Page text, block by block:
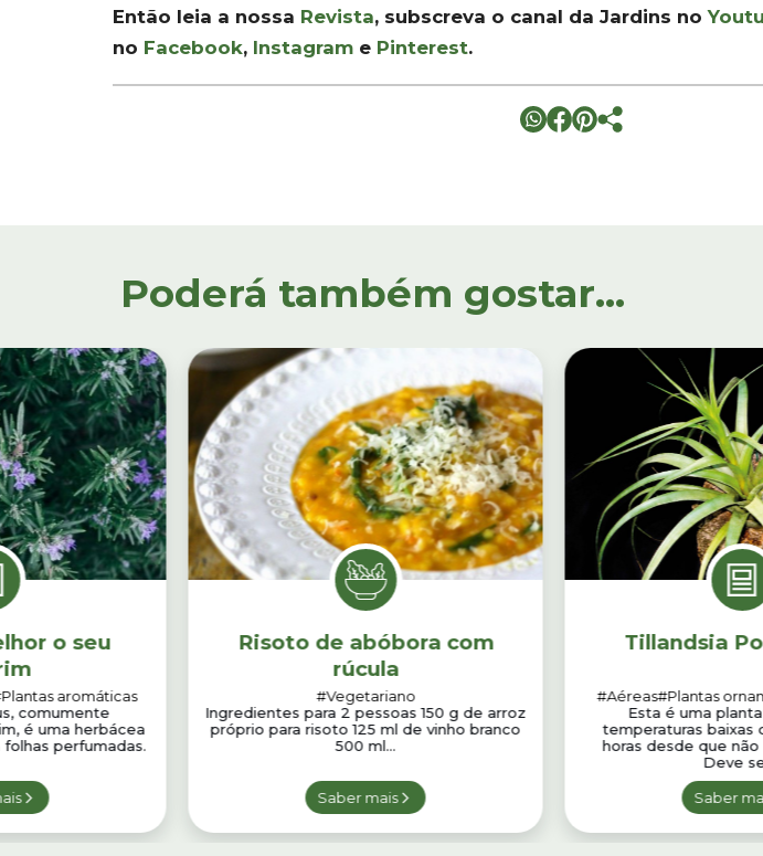
Então leia a nossa Revista, subscreva o canal da Jardins no
no Facebook, Instagram e Pinterest.
Poderá também gostar...
o seu
aromáticas
comumente
é uma herbácea
perfumadas.
Risoto de abóbora com
rúcula
#Vegetariano
Ingredientes para 2 pessoas 150 g de arroz
próprio para risoto 125 ml de vinho branco
500 ml...
Saber mais
Tillandsia
#Aéreas#Plantas
Esta é uma
temperaturas baixas
horas desde que
Deve
Saber